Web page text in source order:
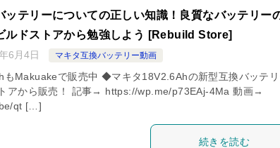
ッテリーについての正しい知識！良質なバッテリー
ルドストアから勉強しよう [Rebuild Store]
6月4日 マキタ互換バッテリー動画
Makuakeで販売中 ◆マキタ18V2.6Ahの新型互換バッテリ
アから販売！ 記事→ https://wp.me/p73EAj-4Ma 動画→
qt […]
続きを読む